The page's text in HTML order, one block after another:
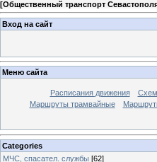
[Общественный транспорт
Вход на сайт
Меню сайта
Расписания движения
Маршруты трамвайные
Categories
МЧС, спасател. службы [62]